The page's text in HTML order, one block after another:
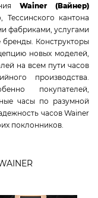
Wainer (Вайнер)
кантона
фабриками, услугами
бренды. Конструкторы
новых моделей,
на всем пути часов
производства.
покупателей,
часы по разумной
часов Wainer
поклонников.